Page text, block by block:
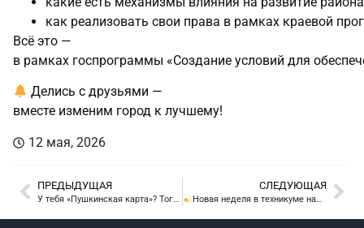
как реализовать свои права в рамках краевой
Всё это —
в рамках госпрограммы «Создание условий для
Делись с друзьями —
вместе изменим город к лучшему!
12 мая, 2026
ПРЕДЫДУЩАЯ
У тебя «Пушкинская карта»? Тогда «Яндекс Плюс»  твой бесплатно
СЛЕДУЮЩАЯ
Новая неделя в техникуме началась с традиционной линейки